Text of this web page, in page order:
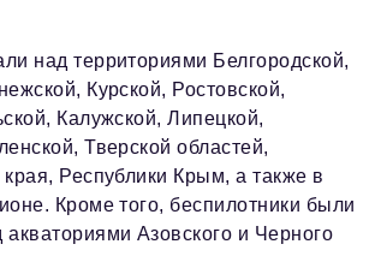
над территориями Белгородской,
Курской, Ростовской,
Калужской, Липецкой,
Тверской областей,
края, Республики Крым, а также в
Кроме того, беспилотники были
Азовского и Черного